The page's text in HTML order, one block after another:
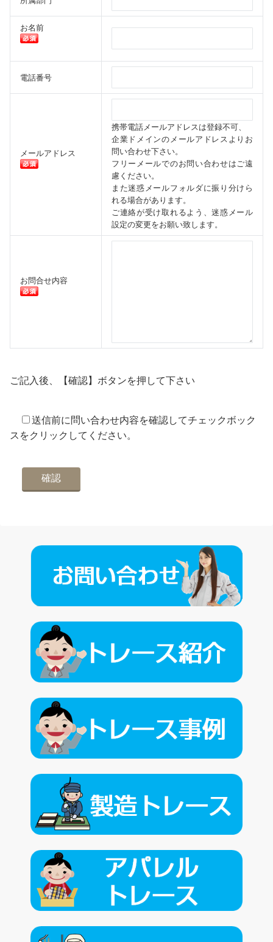
お名前
電話番号
メールアドレス
携帯電話メールアドレスは登録不可、
企業ドメインのメールアドレスよりお
問い合わせ下さい。
フリーメールでのお問い合わせはご遠
慮ください。
また迷惑メールフォルダに振り分けら
れる場合があります。
ご連絡が受け取れるよう、迷惑メール
設定の変更をお願い致します。
お問合せ内容
ご記入後、【確認】ボタンを押して下さい
送信前に問い合わせ内容を確認してチェックボック
スをクリックしてください。